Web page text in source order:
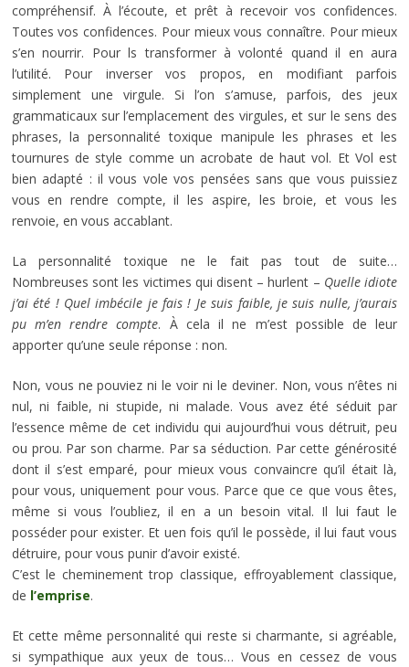
compréhensif. À l’écoute, et prêt à recevoir vos confidences.
Toutes vos confidences. Pour mieux vous connaître. Pour mieux
s’en nourrir. Pour ls transformer à volonté quand il en aura
l’utilité. Pour inverser vos propos, en modifiant parfois
simplement une virgule. Si l’on s’amuse, parfois, des jeux
grammaticaux sur l’emplacement des virgules, et sur le sens des
phrases, la personnalité toxique manipule les phrases et les
tournures de style comme un acrobate de haut vol. Et Vol est
bien adapté : il vous vole vos pensées sans que vous puissiez
vous en rendre compte, il les aspire, les broie, et vous les
renvoie, en vous accablant.
La personnalité toxique ne le fait pas tout de suite…
Nombreuses sont les victimes qui disent – hurlent – Quelle idiote
j’ai été ! Quel imbécile je fais ! Je suis faible, je suis nulle, j’aurais
pu m’en rendre compte. À cela il ne m’est possible de leur
apporter qu’une seule réponse : non.
Non, vous ne pouviez ni le voir ni le deviner. Non, vous n’êtes ni
nul, ni faible, ni stupide, ni malade. Vous avez été séduit par
l’essence même de cet individu qui aujourd’hui vous détruit, peu
ou prou. Par son charme. Par sa séduction. Par cette générosité
dont il s’est emparé, pour mieux vous convaincre qu’il était là,
pour vous, uniquement pour vous. Parce que ce que vous êtes,
même si vous l’oubliez, il en a un besoin vital. Il lui faut le
posséder pour exister. Et uen fois qu’il le possède, il lui faut vous
détruire, pour vous punir d’avoir existé.
C’est le cheminement trop classique, effroyablement classique,
de l’emprise.
Et cette même personnalité qui reste si charmante, si agréable,
si sympathique aux yeux de tous… Vous en cessez de vous